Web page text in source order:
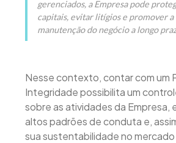
gerenciados, a Empresa pode
capitais, evitar litígios e promover a
manutenção do negócio a longo
Nesse contexto, contar com um
Integridade possibilita um
sobre as atividades da
altos padrões de conduta e,
sua sustentabilidade no